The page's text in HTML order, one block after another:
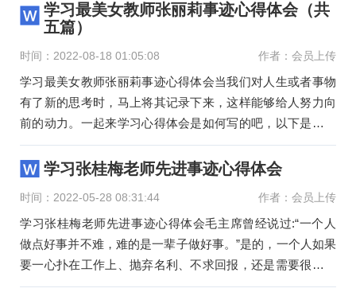
学习最美女教师张丽莉事迹心得体会（共
五篇）
时间：2022-08-18 01:05:08 作者：会员上传
学习最美女教师张丽莉事迹心得体会当我们对人生或者事物
有了新的思考时，马上将其记录下来，这样能够给人努力向
前的动力。一起来学习心得体会是如何写的吧，以下是小编
帮大家整理
学习张桂梅老师先进事迹心得体会
时间：2022-05-28 08:31:44 作者：会员上传
学习张桂梅老师先进事迹心得体会毛主席曾经说过:“一个人
做点好事并不难，难的是一辈子做好事。”是的，一个人如果
要一心扑在工作上、抛弃名利、不求回报，还是需要很大的
毅力才